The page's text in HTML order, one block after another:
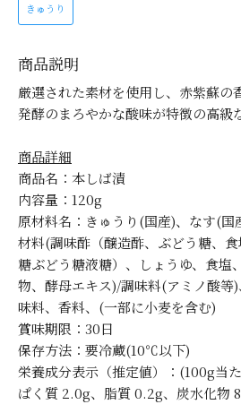
きゅうり
商品説明
厳選された素材を使用し、赤紫蘇の
発酵のまろやかな酸味が特徴の高級
商品詳細
商品名：本しば漬
内容量：120g
原材料名：きゅうり(国産)、なす(国
材料(調味酢（醸造酢、ぶどう糖、
糖ぶどう糖液糖）、しょうゆ、食塩
物、酵母エキス)/調味料(アミノ酸等
味料、香料、(一部に小麦を含む)
賞味期限：30日
保存方法：要冷蔵(10℃以下)
栄養成分表示（推定値）：(100g当
ぱく質 2.0g、脂質 0.2g、炭水化物